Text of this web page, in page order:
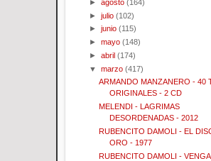
►agosto (164)
►julio (102)
►junio (115)
►mayo (148)
►abril (174)
▼marzo (417)
ARMANDO MANZANERO - 40
ORIGINALES - 2 CD
MELENDI - LAGRIMAS
DESORDENADAS - 2012
RUBENCITO DAMOLI - EL
ORO - 1977
RUBENCITO DAMOLI -